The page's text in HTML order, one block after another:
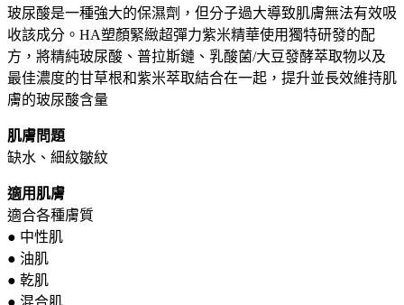
玻尿酸是一種強大的保濕劑，但分子過大導致肌膚無法有效吸
收該成分。HA塑顏緊緻超彈力紫米精華使用獨特研發的配
方，將精純玻尿酸、普拉斯鏈、乳酸菌/大豆發酵萃取物以及
最佳濃度的甘草根和紫米萃取結合在一起，提升並長效維持肌
膚的玻尿酸含量
肌膚問題
缺水、細紋皺紋
適用肌膚
適合各種膚質
● 中性肌
● 油肌
● 乾肌
● 混合肌